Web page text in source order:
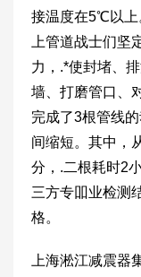
接温度在5℃以上
上管道战士们坚
力，.*使封堵、
墙、打磨管口、
完成了3根管线
间缩短。其中，
分，.二根耗时2
三方专吅业检测
格。
上海淞江减震器